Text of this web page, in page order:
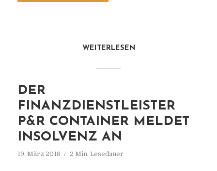
WEITERLESEN
DER
FINANZDIENSTLEISTER
P&R CONTAINER MELDET
INSOLVENZ AN
19. März 2018 2 Min. Lesedauer